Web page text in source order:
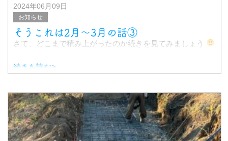
2024年06月09日
お知らせ
そうこれは2月〜3月の話③
さて、どこまで積み上がったのか続きを見てみましょう
完成！！
皆んな、よく頑張りました、、、
他の現場も進めながらではありましたが、気
続きを読む>